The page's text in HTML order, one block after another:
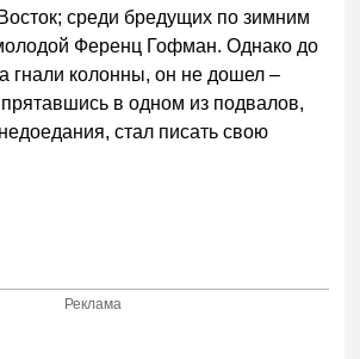
среди бредущих по зимним
Ференц Гофман. Однако до
гнали колонны, он не дошел –
в одном из подвалов,
стал писать свою
Реклама